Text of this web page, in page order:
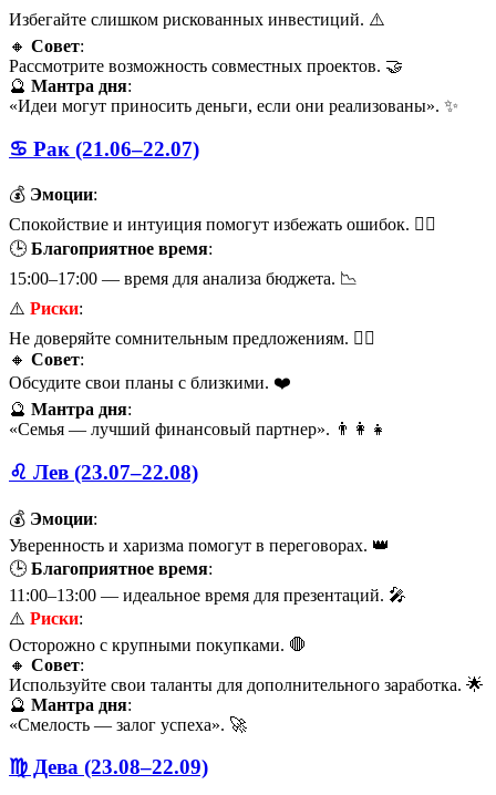
Избегайте слишком рискованных инвестиций. ⚠️
🔸 Совет:
Рассмотрите возможность совместных проектов. 🤝
🔮 Мантра дня:
«Идеи могут приносить деньги, если они реализованы». ✨
♋ Рак (21.06–22.07)
💰 Эмоции:
Спокойствие и интуиция помогут избежать ошибок. 🧘‍♂️
🕒 Благоприятное время:
15:00–17:00 — время для анализа бюджета. 📉
⚠️ Риски:
Не доверяйте сомнительным предложениям. 🙅‍♀️
🔸 Совет:
Обсудите свои планы с близкими. ❤️
🔮 Мантра дня:
«Семья — лучший финансовый партнер». 👨‍👩‍👧
♌ Лев (23.07–22.08)
💰 Эмоции:
Уверенность и харизма помогут в переговорах. 👑
🕒 Благоприятное время:
11:00–13:00 — идеальное время для презентаций. 🎤
⚠️ Риски:
Осторожно с крупными покупками. 🛑
🔸 Совет:
Используйте свои таланты для дополнительного заработка. 🌟
🔮 Мантра дня:
«Смелость — залог успеха». 🚀
♍ Дева (23.08–22.09)